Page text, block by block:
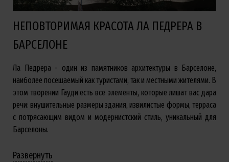
НЕПОВТОРИМАЯ КРАСОТА ЛА ПЕДРЕРА В
БАРСЕЛОНЕ
Ла Педрера - один из памятников архитектуры в Барселоне,
наиболее посещаемый как туристами, так и местными жителями. В
этом творении Гауди есть все элементы, которые лишат вас дара
речи: внушительные размеры здания, извилистые формы, терраса
с потрясающим видом и модернистский стиль, уникальный для
Барселоны.
Развернуть